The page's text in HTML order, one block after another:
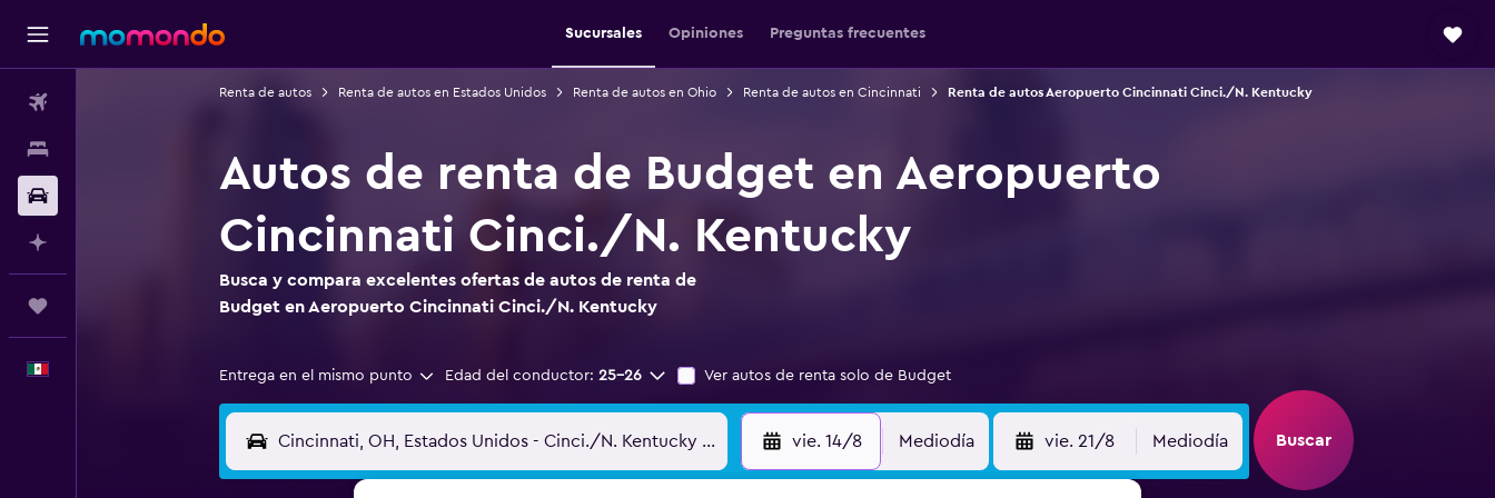
Sucursales Opiniones Preguntas frecuentes
Renta de autos Renta de autos en Estados Unidos Renta de autos en Ohio Renta de autos en Cincinnati Renta de autos Aeropuerto Cincinnati Cinci./N. Kentucky
Autos de renta de Budget en Aeropuerto
Cincinnati Cinci./N. Kentucky
Busca y compara excelentes ofertas de autos de renta de
Budget en Aeropuerto Cincinnati Cinci./N. Kentucky
Entrega en el mismo punto Edad del conductor: 25-26 Ver autos de renta solo de Budget
vie. 14/8 Mediodía vie. 21/8 Mediodía Buscar